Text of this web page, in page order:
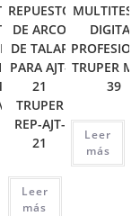
105
REPUESTO
DE ARCO
DE TALAR
PARA AJT-
21
TRUPER
REP-AJT-
21
Leer
más
DIGITAL
TRUPER
39
Leer
más